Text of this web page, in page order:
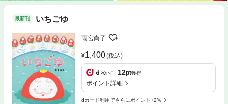
最新刊 いちごゆ
雨宮尚子
1,400(税込)
12pt獲得
ポイント詳細
dカード利用でさらにポイント+2%